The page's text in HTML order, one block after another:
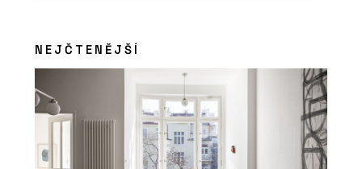
NEJČTENĚJŠÍ